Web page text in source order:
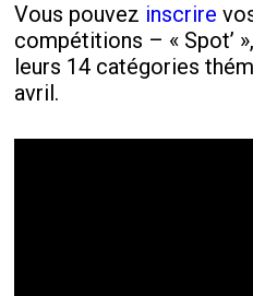
Vous pouvez inscrire
compétitions – « Spot’ »,
leurs 14 catégories
avril.